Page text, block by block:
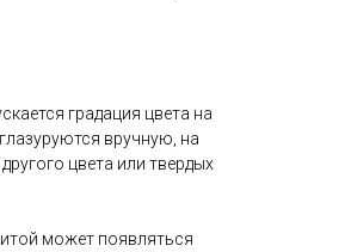
градация цвета на
вручную, на
цвета или твердых
может появляться